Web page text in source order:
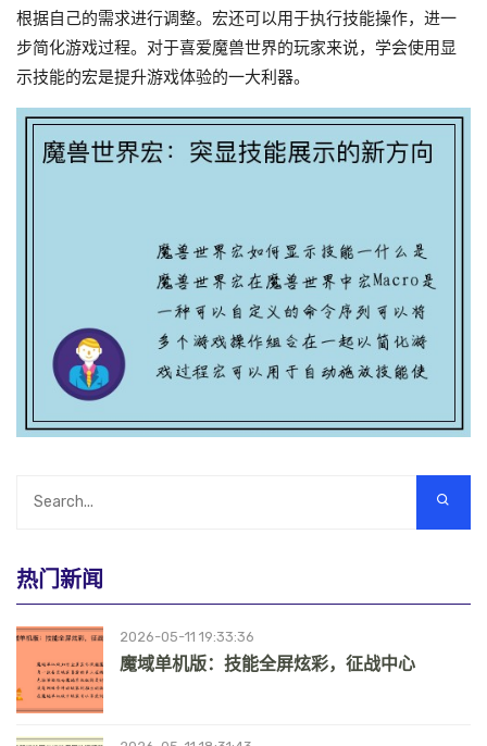
根据自己的需求进行调整。宏还可以用于执行技能操作，进一
步简化游戏过程。对于喜爱魔兽世界的玩家来说，学会使用显
示技能的宏是提升游戏体验的一大利器。
热门新闻
2026-05-11 19:33:36
魔域单机版：技能全屏炫彩，征战中心